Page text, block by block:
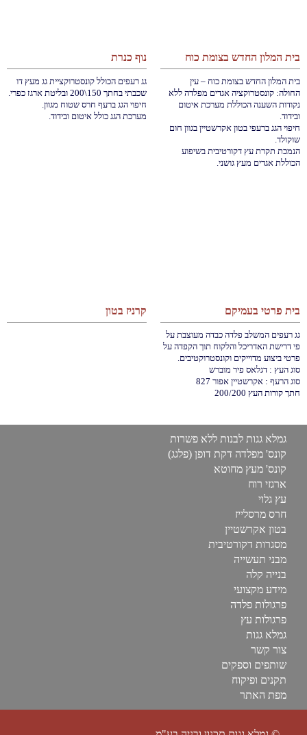
בית המלון החדש בצומת כוח
בית המלון החדש בצומת כוח – עין
החולה: קונסטרוקציה אגדים מפלדה ללא
נקודות השענה הכוללת מערכת איטום
ובידוד.
חיפוי הגג ברעפי בטון אקרשטיין בגוון חום
שוקולד.
הנמכת תקרת עץ דקורטיבית בשיפוע
הכוללת אגדים מעץ גושני.
נוף כנרת
גג רעפים הכולל קונסטרוקציית גג מעץ דו
שכבתי בחתך 150\200 ובליטת ארגז כפרי.
חיפוי הגג ברעף חרס שטוח מגוון.
מערכת הגג כולל איטום ובידוד.
בית פרטי בעמיקם
גג רעפים המשלב פלדה כבדה מעוצבת על
פי דרישת האדריכל והלקוח תוך הקפדה על
פרטי ביצוע מדוייקים וקונסטרוקטיבים.
סוג העץ : דגלאס פיר מוברש
סוג הרעף : אקרשטיין אפור 827
חתך קורות העץ 200/200
קרניז בטון
גמלא גגות לבנות ללא פשרות
קונס' מפלדה דקת דופן (פלגג)
קונס' מעץ מחוטא
ארגזי רוח
עץ גלוי
חרס מרסלייז
בטון אקרשטיין
מסגרות דקורטיבית
מבני תעשייה
בנייה קלה
מידע מקצועי
פרגולות פלדה
פרגולות עץ
גמלא גגות
צור קשר
שותפים וספקים
תקנים ופיקוח
מפת האתר